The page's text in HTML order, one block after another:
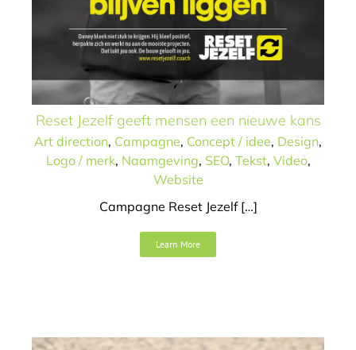
Reset Jezelf geeft mensen een nieuwe kans
Art direction, Campagne, Concept / idee, Design,
Logo / merk, Naamgeving, SEO, Tekst, Video,
Website
Campagne Reset Jezelf […]
Learn More
Introductie yogastudio